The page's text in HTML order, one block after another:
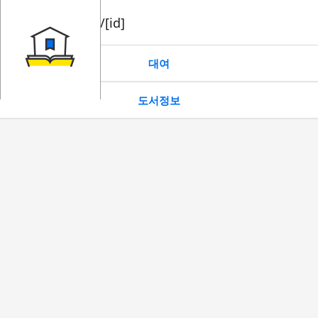
book/rent/[id]
대여
도서정보